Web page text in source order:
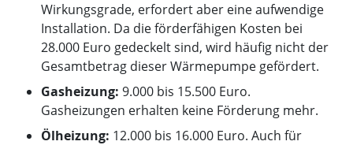
Wirkungsgrade, erfordert aber eine aufwendige
Installation. Da die förderfähigen Kosten bei
28.000 Euro gedeckelt sind, wird häufig nicht der
Gesamtbetrag dieser Wärmepumpe gefördert.
Gasheizung: 9.000 bis 15.500 Euro.
Gasheizungen erhalten keine Förderung mehr.
Ölheizung: 12.000 bis 16.000 Euro. Auch für